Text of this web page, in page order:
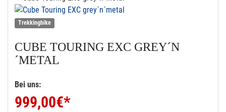
Trekkingbike
CUBE TOURING EXC GREY´N
´METAL
Bei uns:
999,00€*